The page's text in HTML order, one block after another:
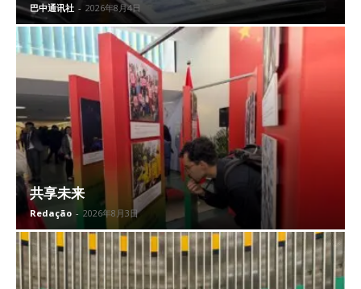
巴中通讯社 - 2026年8月4日
共享未来
Redação - 2026年8月3日